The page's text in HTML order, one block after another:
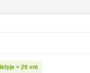
> 20 vnt